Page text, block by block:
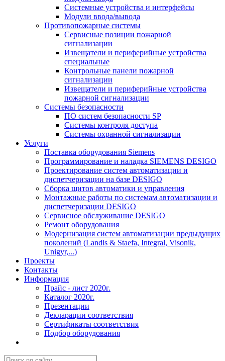
Системные устройства и интерфейсы
Модули ввода/вывода
Противопожарные системы
Сервисные позиции пожарной
сигнализации
Извещатели и периферийные устройства
специальные
Контрольные панели пожарной
сигнализации
Извещатели и периферийные устройства
пожарной сигнализации
Системы безопасности
ПО систем безопасности SP
Системы контроля доступа
Системы охранной сигнализации
Услуги
Поставка оборудования Siemens
Программирование и наладка SIEMENS DESIGO
Проектирование систем автоматизации и
диспетчеризации на базе DESIGO
Сборка щитов автоматики и управления
Монтажные работы по системам автоматизации и
диспетчеризации DESIGO
Сервисное обслуживание DESIGO
Ремонт оборудования
Модернизация систем автоматизации предыдущих
поколений (Landis & Staefa, Integral, Visonik,
Unigyr,...)
Проекты
Контакты
Информация
Прайс - лист 2020г.
Каталог 2020г.
Презентации
Декларации соответствия
Сертификаты соответствия
Подбор оборудования